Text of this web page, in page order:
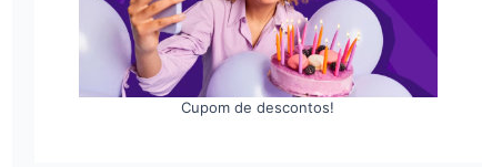
Cupom de descontos!